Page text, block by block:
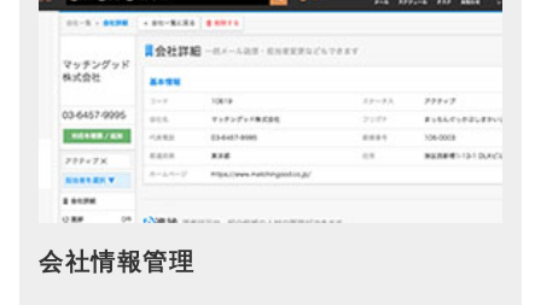
会社情報管理